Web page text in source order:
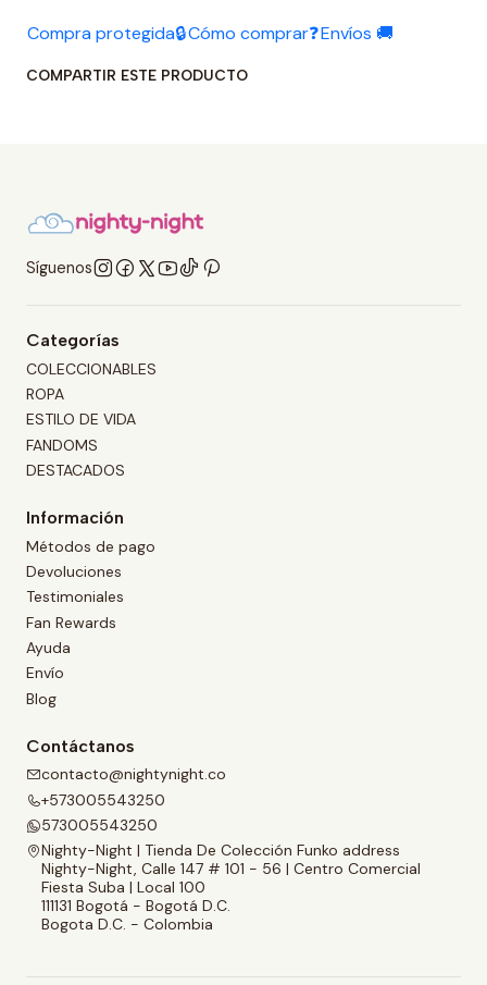
Compra protegida🔒Cómo comprar❓Envíos 🚚
COMPARTIR ESTE PRODUCTO
Síguenos
Categorías
COLECCIONABLES
ROPA
ESTILO DE VIDA
FANDOMS
DESTACADOS
Información
Métodos de pago
Devoluciones
Testimoniales
Fan Rewards
Ayuda
Envío
Blog
Contáctanos
contacto@nightynight.co
+573005543250
573005543250
Nighty-Night | Tienda De Colección Funko address
Nighty-Night, Calle 147 # 101 - 56 | Centro Comercial
Fiesta Suba | Local 100
111131 Bogotá - Bogotá D.C.
Bogota D.C. - Colombia